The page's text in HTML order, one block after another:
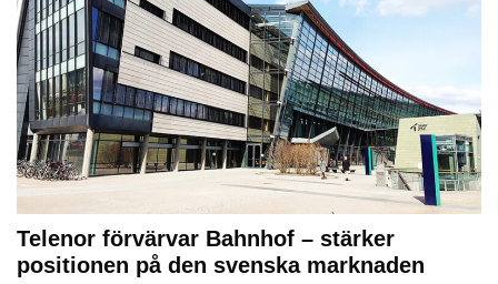
Telenor förvärvar Bahnhof – stärker
positionen på den svenska marknaden